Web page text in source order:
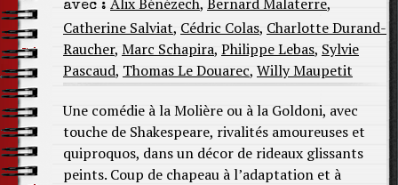
avec :
Catherine Salviat, Cédric Colas, Charlotte Durand-
Raucher, Marc Schapira, Philippe Lebas, Sylvie
Pascaud, Thomas Le Douarec, Willy Maupetit
Une comédie à la Molière ou à la Goldoni, avec
touche de Shakespeare, rivalités amoureuses et
quiproquos, dans un décor de rideaux glissants
peints. Coup de chapeau à l’adaptation et à